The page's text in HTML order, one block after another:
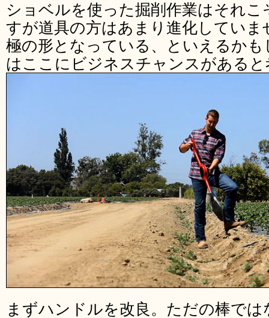
ショベルを使った掘削作業はそれ
すが道具の方はあまり進化してい
極の形となっている、といえるかも
はここにビジネスチャンスがある
まずハンドルを改良。ただの棒で